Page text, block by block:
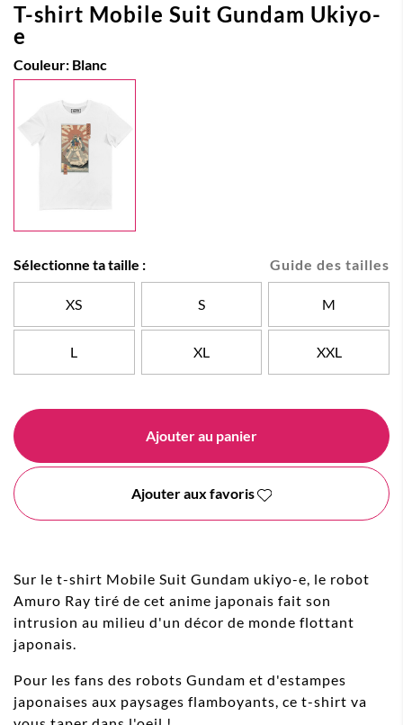
T-shirt Mobile Suit Gundam Ukiyo-
e
Couleur: Blanc
Guide des tailles
Sélectionne ta taille :
XS S M
L XL XXL
Ajouter au panier
Ajouter aux favoris
Sur le t-shirt Mobile Suit Gundam ukiyo-e, le robot
Amuro Ray tiré de cet anime japonais fait son
intrusion au milieu d'un décor de monde flottant
japonais.
Pour les fans des robots Gundam et d'estampes
japonaises aux paysages flamboyants, ce t-shirt va